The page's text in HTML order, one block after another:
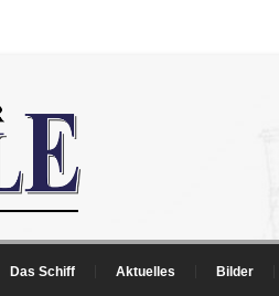
Das Schiff Aktuelles Bilder